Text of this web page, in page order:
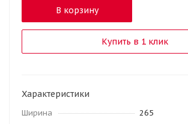
В корзину
Купить в 1 клик
Характеристики
Ширина
265